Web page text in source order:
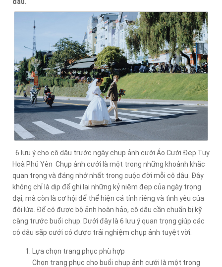
6 lưu ý cho cô dâu trước ngày chụp ảnh cưới Áo Cưới Đẹp Tuy
Hoà Phú Yên Chụp ảnh cưới là một trong những khoảnh khắc
quan trọng và đáng nhớ nhất trong cuộc đời mỗi cô dâu. Đây
không chỉ là dịp để ghi lại những kỷ niệm đẹp của ngày trọng
đại, mà còn là cơ hội để thể hiện cá tính riêng và tình yêu của
đôi lứa. Để có được bộ ảnh hoàn hảo, cô dâu cần chuẩn bị kỹ
càng trước buổi chụp. Dưới đây là 6 lưu ý quan trọng giúp các
cô dâu sắp cưới có được trải nghiệm chụp ảnh tuyệt vời.
Lựa chọn trang phục phù hợp
Chọn trang phục cho buổi chụp ảnh cưới là một trong